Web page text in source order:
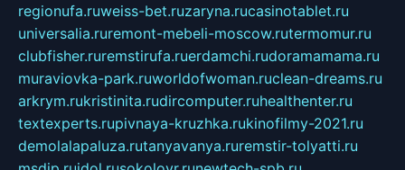
regionufa.ruweiss-bet.ruzaryna.rucasinotablet.ru
universalia.ruremont-mebeli-moscow.rutermomur.ru
clubfisher.ruremstirufa.ruerdamchi.rudoramamama.ru
muraviovka-park.ruworldofwoman.ruclean-dreams.ru
arkrym.rukristinita.rudircomputer.ruhealthenter.ru
textexperts.rupivnaya-kruzhka.rukinofilmy-2021.ru
demolalapaluza.rutanyavanya.ruremstir-tolyatti.ru